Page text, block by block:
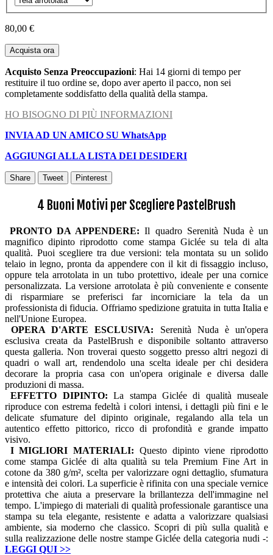
80,00 €
Acquista ora
Acquisto Senza Preoccupazioni: Hai 14 giorni di tempo per
restituire il tuo ordine se, dopo aver aperto il pacco, non sei
completamente soddisfatto della qualità della stampa.
HO BISOGNO DI PIÙ INFORMAZIONI
INVIA AD UN AMICO SU WhatsApp
AGGIUNGI ALLA LISTA DEI DESIDERI
Share Tweet Pinterest
4 Buoni Motivi per Scegliere PastelBrush
PRONTO DA APPENDERE:Il quadro Serenità Nuda è un
magnifico dipinto riprodotto come stampa Giclée su tela di alta
qualità. Puoi scegliere tra due versioni: tela montata su un solido
telaio in legno, pronta da appendere con il kit di fissaggio incluso,
oppure tela arrotolata in un tubo protettivo, ideale per una cornice
personalizzata. La versione arrotolata è più conveniente e consente
di risparmiare se preferisci far incorniciare la tela da un
professionista di fiducia. Offriamo spedizione gratuita in tutta Italia e
nell'Unione Europea.
OPERA D'ARTE ESCLUSIVA: Serenità Nuda è un'opera
esclusiva creata da PastelBrush e disponibile soltanto attraverso
questa galleria. Non troverai questo soggetto presso altri negozi di
quadri o wall art, rendendolo una scelta ideale per chi desidera
decorare la propria casa con un'opera originale e diversa dalle
produzioni di massa.
EFFETTO DIPINTO: La stampa Giclée di qualità museale
riproduce con estrema fedeltà i colori intensi, i dettagli più fini e le
delicate sfumature del dipinto originale, regalando alla tela un
autentico effetto pittorico, ricco di profondità e grande impatto
visivo.
I MIGLIORI MATERIALI: Questo dipinto viene riprodotto
come stampa Giclée di alta qualità su tela Premium Fine Art in
cotone da 380 g/m², scelta per valorizzare ogni dettaglio, sfumatura
e intensità dei colori. La superficie è rifinita con una speciale vernice
protettiva che aiuta a preservare la brillantezza dell'immagine nel
tempo. L'impiego di materiali di qualità professionale garantisce una
stampa su tela elegante, resistente e adatta a valorizzare qualsiasi
ambiente, sia moderno che classico. Scopri di più sulla qualità e
sulla realizzazione delle nostre stampe Giclée della categoria nudi -:
LEGGI QUI >>